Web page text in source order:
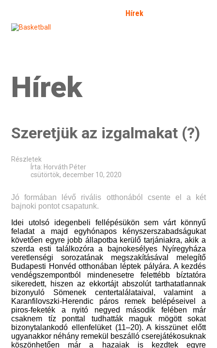
Hírek
Hírek
Szeretjük az izgalmakat (?)
Részletek
Írta: Horváth Péter
csütörtök, december 10, 2020
Jó formában lévő rivális otthonából csente el a két
bajnoki pontot csapatunk.
Idei utolsó idegenbeli fellépésükön sem várt könnyű
feladat a majd egyhónapos kényszerszabadságukat
követően egyre jobb állapotba kerülő tarjániakra, akik a
szerda esti találkozóra a bajnokesélyes Nyíregyháza
veretlenségi sorozatának megszakításával melegítő
Budapesti Honvéd otthonában léptek pályára. A kezdés
vendégszempontból mindenesetre felettébb bíztatóra
sikeredett, hiszen az ekkortájt abszolút tarthatatlannak
bizonyuló Sömenek centertalálataival, valamint a
Karanfilovszki-Herendic páros remek belépéseivel a
piros-feketék a nyitó negyed második felében már
csaknem tíz ponttal tudhatták maguk mögött sokat
bizonytalankodó ellenfelüket (11–20). A kisszünet előtt
ugyanakkor néhány remekül beszálló cserejátékosuknak
köszönhetően már a hazaiak is kezdtek egyre